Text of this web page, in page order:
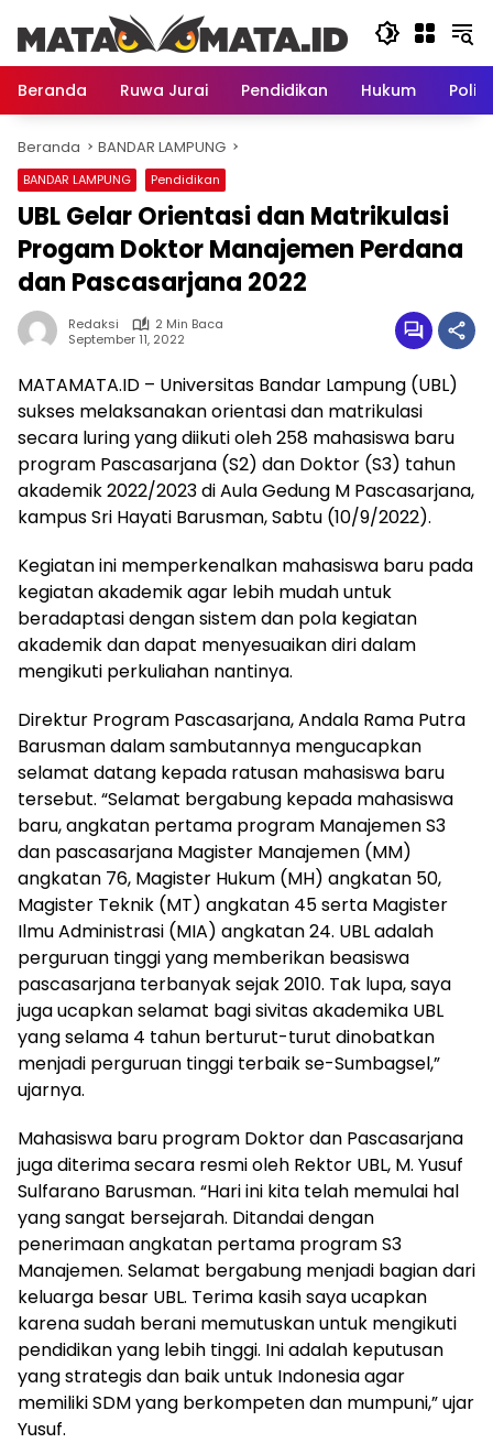
konten
Beranda
Ruwa Jurai Pendidikan Hukum
Beranda BANDAR LAMPUNG
BANDAR LAMPUNG Pendidikan
UBL Gelar Orientasi dan Matrikulasi
Progam Doktor Manajemen Perdana
dan Pascasarjana 2022
Redaksi
2 Min Baca
September 11, 2022
MATAMATA.ID – Universitas Bandar Lampung (UBL)
sukses melaksanakan orientasi dan matrikulasi
secara luring yang diikuti oleh 258 mahasiswa baru
program Pascasarjana (S2) dan Doktor (S3) tahun
akademik 2022/2023 di Aula Gedung M Pascasarjana,
kampus Sri Hayati Barusman, Sabtu (10/9/2022).
Kegiatan ini memperkenalkan mahasiswa baru pada
kegiatan akademik agar lebih mudah untuk
beradaptasi dengan sistem dan pola kegiatan
akademik dan dapat menyesuaikan diri dalam
mengikuti perkuliahan nantinya.
Direktur Program Pascasarjana, Andala Rama Putra
Barusman dalam sambutannya mengucapkan
selamat datang kepada ratusan mahasiswa baru
tersebut. “Selamat bergabung kepada mahasiswa
baru, angkatan pertama program Manajemen S3
dan pascasarjana Magister Manajemen (MM)
angkatan 76, Magister Hukum (MH) angkatan 50,
Magister Teknik (MT) angkatan 45 serta Magister
Ilmu Administrasi (MIA) angkatan 24. UBL adalah
perguruan tinggi yang memberikan beasiswa
pascasarjana terbanyak sejak 2010. Tak lupa, saya
juga ucapkan selamat bagi sivitas akademika UBL
yang selama 4 tahun berturut-turut dinobatkan
menjadi perguruan tinggi terbaik se-Sumbagsel,”
ujarnya.
Mahasiswa baru program Doktor dan Pascasarjana
juga diterima secara resmi oleh Rektor UBL, M. Yusuf
Sulfarano Barusman. “Hari ini kita telah memulai hal
yang sangat bersejarah. Ditandai dengan
penerimaan angkatan pertama program S3
Manajemen. Selamat bergabung menjadi bagian dari
keluarga besar UBL. Terima kasih saya ucapkan
karena sudah berani memutuskan untuk mengikuti
pendidikan yang lebih tinggi. Ini adalah keputusan
yang strategis dan baik untuk Indonesia agar
memiliki SDM yang berkompeten dan mumpuni,” ujar
Yusuf.